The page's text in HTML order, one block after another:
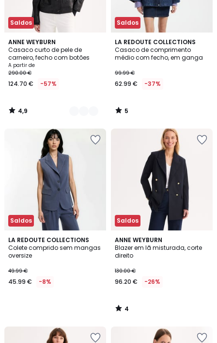
Saldos
ANNE WEYBURN
Casaco curto de pele de
carneiro, fecho com botões
A partir de
290.00 €
124.70 € -57%
4,9
/ 5
2
Cores
4,9
/
Saldos
LA REDOUTE COLLECTIONS
Casaco de comprimento
médio com fecho, em ganga
99.99 €
62.99 € -37%
5
/
5
5
/
Saldos
LA REDOUTE COLLECTIONS
Colete comprido sem mangas
oversize
49.99 €
45.99 € -8%
Saldos
ANNE WEYBURN
Blazer em lã misturada, corte
direito
130.00 €
96.20 € -26%
4
/
5
4
/